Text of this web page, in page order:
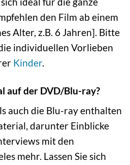
den Film ab einem
Alter, z.B. 6 Jahren]. Bitte
individuellen Vorlieben
Kinder.
auf der DVD/Blu-ray?
auch die Blu-ray enthalten
darunter Einblicke
mit den
mehr. Lassen Sie sich